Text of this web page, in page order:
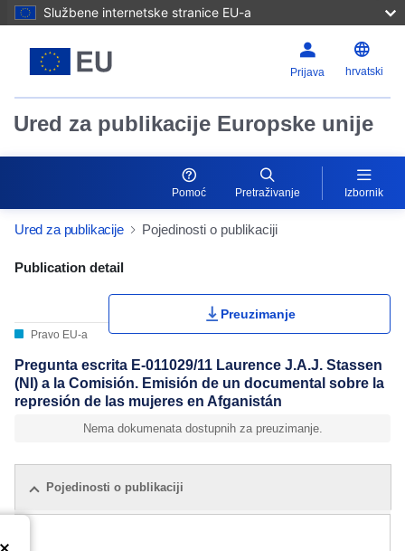
Službene internetske stranice EU-a
Prijava hrvatski
Ured za publikacije Europske unije
Pomoć Pretraživanje Izbornik
Ured za publikacije Pojedinosti o publikaciji
Publication Detail Actions Portlet
Publication detail
Pravo EU-a
Preuzimanje
Pregunta escrita E-011029/11 Laurence J.A.J. Stassen
(NI) a la Comisión. Emisión de un documental sobre la
represión de las mujeres en Afganistán
Nema dokumenata dostupnih za preuzimanje.
Pojedinosti o publikaciji